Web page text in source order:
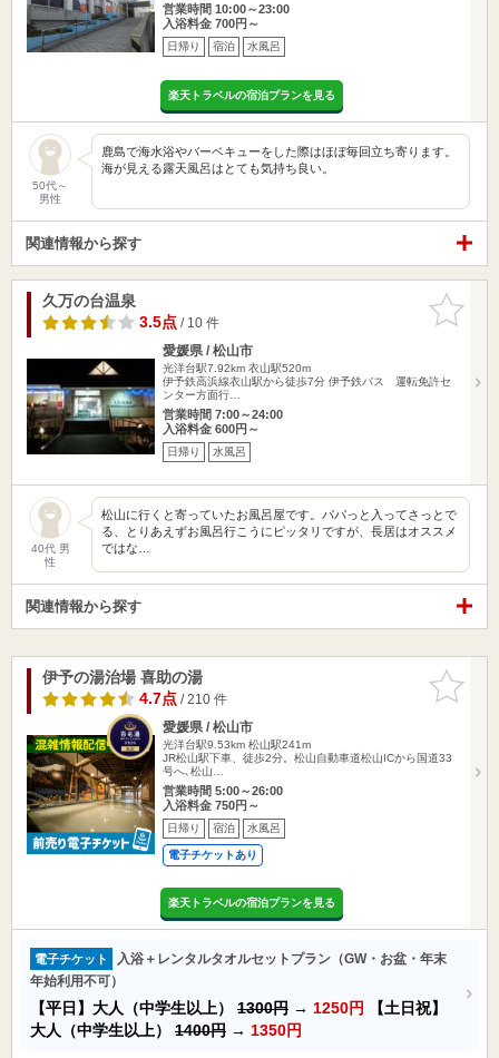
営業時間 10:00～23:00
入浴料金 700円～
日帰り 宿泊 水風呂
楽天トラベルの宿泊プランを見る
50代～
男性
鹿島で海水浴やバーベキューをした際はほぼ毎回立ち寄ります。
海が見える露天風呂はとても気持ち良い。
関連情報から探す
お気に入
りに追加
久万の台温泉
3.5点/ 10 件
愛媛県 / 松山市
光洋台駅7.92km 衣山駅520m
伊予鉄高浜線衣山駅から徒歩7分 伊予鉄バス 運転免許セ
ンター方面行…
営業時間 7:00～24:00
入浴料金 600円～
日帰り 水風呂
40代 男
性
松山に行くと寄っていたお風呂屋です。パパっと入ってさっとで
る、とりあえずお風呂行こうにピッタリですが、長居はオススメ
ではな…
関連情報から探す
お気に入
りに追加
伊予の湯治場 喜助の湯
4.7点/ 210 件
愛媛県 / 松山市
光洋台駅9.53km 松山駅241m
JR松山駅下車、徒歩2分。松山自動車道松山ICから国道33
号へ､松山…
営業時間 5:00～26:00
入浴料金 750円～
日帰り 宿泊 水風呂
電子チケットあり
楽天トラベルの宿泊プランを見る
電子チケット
入浴＋レンタルタオルセットプラン（GW・お盆・年末
年始利用不可）
【平日】大人（中学生以上） 1300円 → 1250円
【土日祝】
大人（中学生以上） 1400円 → 1350円